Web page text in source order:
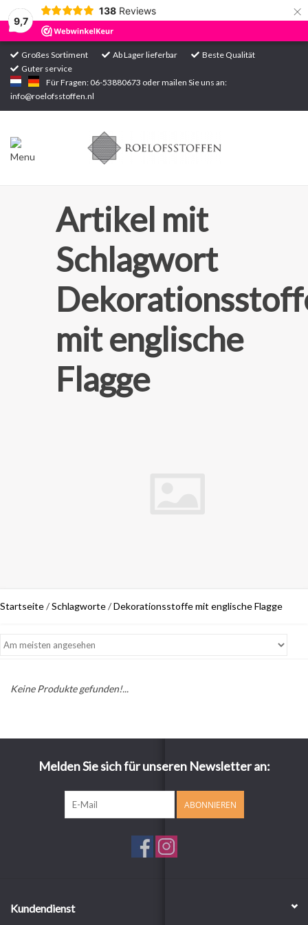
9,7
138 Reviews ×
Großes Sortiment Ab Lager lieferbar
Beste Qualität
Guter service
Für Fragen: 06-53880673 oder mailen Sie uns an:
info@roelofsstoffen.nl
Startseite
Sortiment
Artikel mit
Schlagwort
mit englische
Flagge
Startseite/Schlagworte/Dekorationsstoffe mit englische Flagge
Keine Produkte gefunden!...
Melden Sie sich für unseren Newsletter an:
ABONNIEREN
Kundendienst